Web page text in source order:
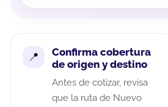
Confirma cobertura
de origen y destino
Antes de cotizar, revisa
que la ruta de Nuevo